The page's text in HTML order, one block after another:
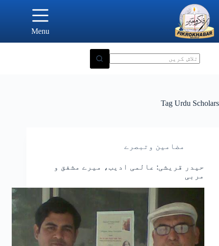
content
Menu
Tag Urdu Scholars
مضامین وتبصرے
حیدر قریشی: عالمی ادیب، میرے مشفق و
مربی